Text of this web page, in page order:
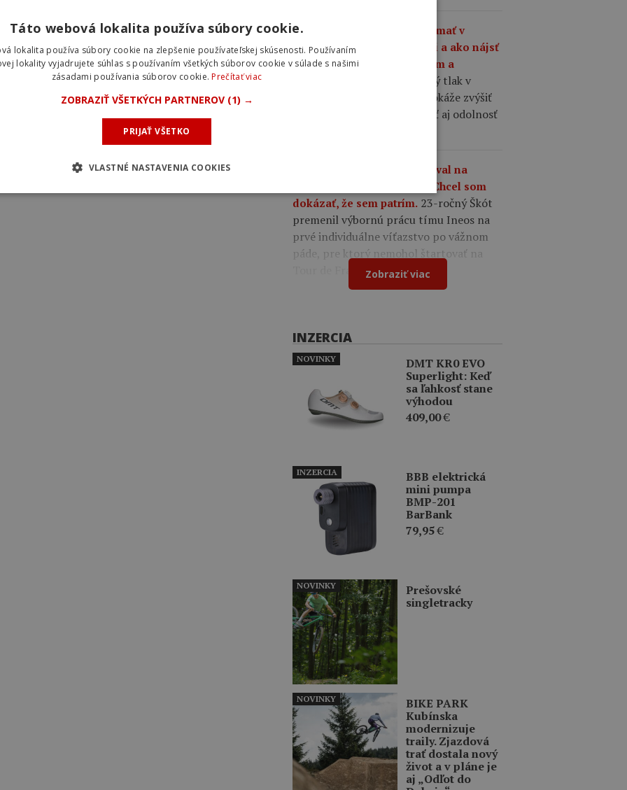
10:01
Aký tlak by ste mali mať v
plášťoch na cestnom bicykli a ako nájsť
rovnováhu medzi komfortom a
Správne zvolený tlak v
plášťoch cestného bicykla dokáže zvýšiť
rýchlosť, komfort, priľnavosť aj odolnosť
Oscar Onley triumfoval na
pretekoch Okolo Burgosu: Chcel som
dokázať, že sem patrím. 23-ročný Škót
premenil výbornú prácu tímu Ineos na
prvé individuálne víťazstvo po vážnom
páde, pre ktorý nemohol štartovať na
Tour de France.Zobraziť viac
INZERCIA
DMT KR0 EVO
Superlight: Keď
sa ľahkosť stane
výhodou
409,00€
NOVINKY
BBB elektrická
mini pumpa
BMP-201
BarBank
79,95€
INZERCIA
Prešovské
singletracky
NOVINKY
BIKE PARK
Kubínska
modernizuje
traily. Zjazdová
trať dostala nový
život a v pláne je
aj „Odľot do
NOVINKY
Táto webová lokalita používa súbory cookie.
lokalita používa súbory cookie na zlepšenie používateľskej skúsenosti. Používaním
lokality vyjadrujete súhlas s používaním všetkých súborov cookie v súlade s našimi
zásadami používania súborov cookie.Prečítať viac
ZOBRAZIŤ VŠETKÝCH PARTNEROV (1) →
PRIJAŤ VŠETKO
VLASTNÉ NASTAVENIA COOKIES